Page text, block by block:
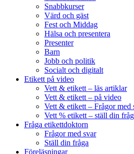
Snabbkurser
Värd och gäst
Fest och Middag
Hälsa och presentera
Presenter
Barn
Jobb och politik
Socialt och digitalt
Etikett på video
Vett & etikett – läs artiklar
Vett & etikett – på video
Vett & etikett – Frågor med
Vett % etikett – ställ din
Fråga etikettdoktorn
Frågor med svar
Ställ din fråga
Föreläsningar